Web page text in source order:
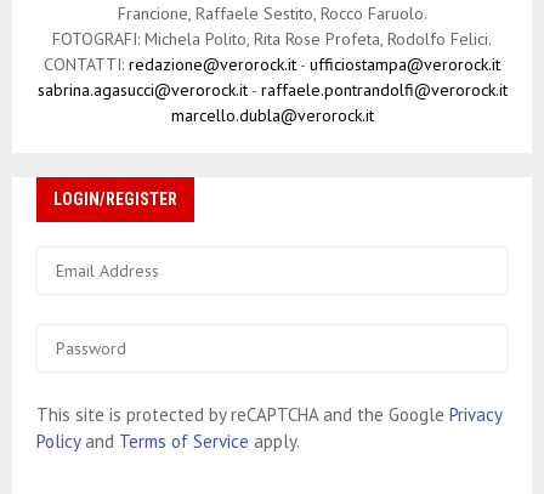
Francione, Raffaele Sestito, Rocco Faruolo.
FOTOGRAFI: Michela Polito, Rita Rose Profeta, Rodolfo Felici.
CONTATTI: redazione@verorock.it - ufficiostampa@verorock.it
sabrina.agasucci@verorock.it- raffaele.pontrandolfi@verorock.it
marcello.dubla@verorock.it
LOGIN/REGISTER
This site is protected by reCAPTCHA and the Google Privacy
Policyand Terms of Service apply.